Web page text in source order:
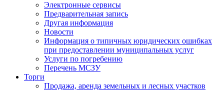
Электронные сервисы
Предварительная запись
Другая информация
Новости
Информация о типичных юридических ошибках
при предоставлении муниципальных услуг
Услуги по погребению
Перечень МСЗУ
Торги
Продажа, аренда земельных и лесных участков